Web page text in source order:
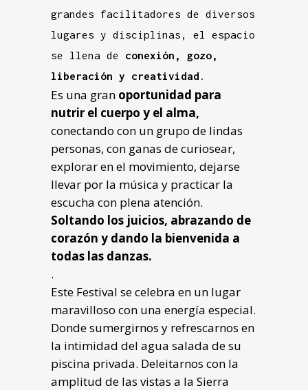
grandes facilitadores de diversos
lugares y disciplinas, el espacio
se llena de conexión,
gozo,
liberación y creatividad .
Es una gran oportunidad para
nutrir el cuerpo y el alma,
conectando con un grupo de lindas
personas, con ganas de curiosear,
explorar en el movimiento, dejarse
llevar por la música y practicar la
escucha con plena atención.
Soltando los juicios, abrazando de
corazón y dando la bienvenida a
todas las danzas.
.
Este Festival se celebra en un lugar
maravilloso con una energía especial.
Donde sumergirnos y refrescarnos en
la intimidad del agua salada de su
piscina privada. Deleitarnos con la
amplitud de las vistas a la Sierra